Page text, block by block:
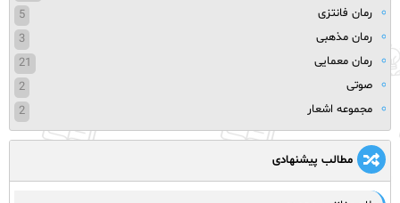
رمان فانتزی
5
رمان مذهبی
3
رمان معمایی
21
صوتی
2
مجموعه اشعار
2
مطالب پیشنهادی